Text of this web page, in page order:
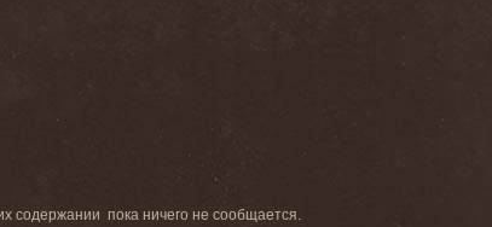
содержании пока ничего не сообщается.